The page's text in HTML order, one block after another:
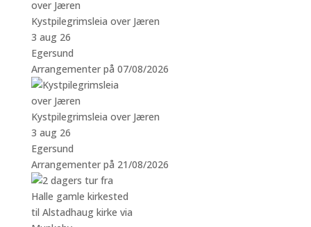
Kystpilegrimsleia over Jæren
3 aug 26
Egersund
Arrangementer på 07/08/2026
Kystpilegrimsleia over Jæren
3 aug 26
Egersund
Arrangementer på 21/08/2026